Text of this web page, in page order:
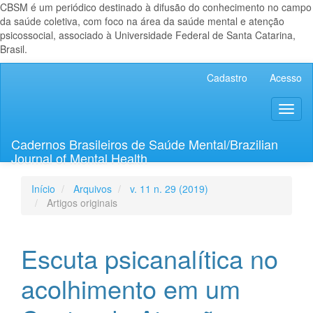
CBSM é um periódico destinado à difusão do conhecimento no campo
da saúde coletiva, com foco na área da saúde mental e atenção
psicossocial, associado à Universidade Federal de Santa Catarina,
Brasil.
Lateral
Cadastro Acesso
Cadernos Brasileiros de Saúde Mental/Brazilian
Journal of Mental Health
Início Arquivos
v. 11 n. 29 (2019)
Artigos originais
Escuta psicanalítica no
acolhimento em um